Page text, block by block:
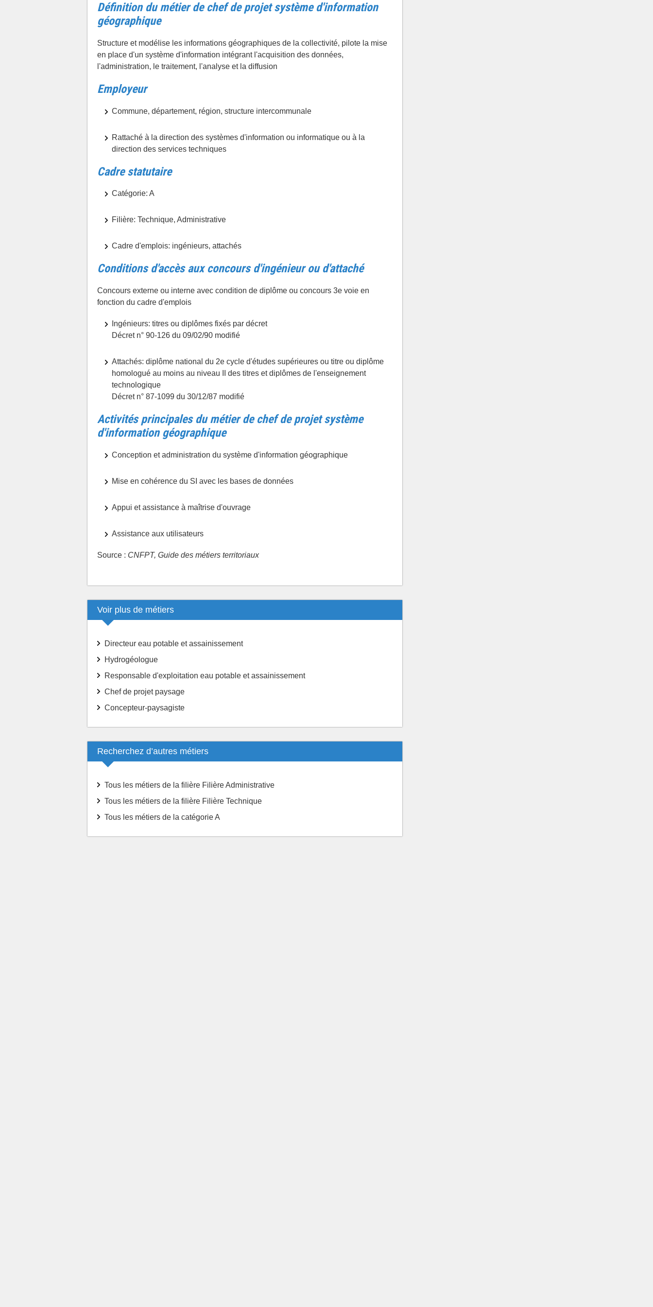
Définition du métier de chef de projet système d'information
géographique
Structure et modélise les informations géographiques de la collectivité, pilote la mise
en place d'un système d'information intégrant l'acquisition des données,
l'administration, le traitement, l'analyse et la diffusion
Employeur
Commune, département, région, structure intercommunale
Rattaché à la direction des systèmes d'information ou informatique ou à la
direction des services techniques
Cadre statutaire
Catégorie: A
Filière: Technique, Administrative
Cadre d'emplois: ingénieurs, attachés
Conditions d'accès aux concours d'ingénieur ou d'attaché
Concours externe ou interne avec condition de diplôme ou concours 3e voie en
fonction du cadre d'emplois
Ingénieurs: titres ou diplômes fixés par décret
Décret n° 90-126 du 09/02/90 modifié
Attachés: diplôme national du 2e cycle d'études supérieures ou titre ou diplôme
homologué au moins au niveau II des titres et diplômes de l'enseignement
technologique
Décret n° 87-1099 du 30/12/87 modifié
Activités principales du métier de chef de projet système
d'information géographique
Conception et administration du système d'information géographique
Mise en cohérence du SI avec les bases de données
Appui et assistance à maîtrise d'ouvrage
Assistance aux utilisateurs
Source : CNFPT, Guide des métiers territoriaux
Voir plus de métiers
Directeur eau potable et assainissement
Hydrogéologue
Responsable d'exploitation eau potable et assainissement
Chef de projet paysage
Concepteur-paysagiste
Recherchez d’autres métiers
Tous les métiers de la filière Filière Administrative
Tous les métiers de la filière Filière Technique
Tous les métiers de la catégorie A